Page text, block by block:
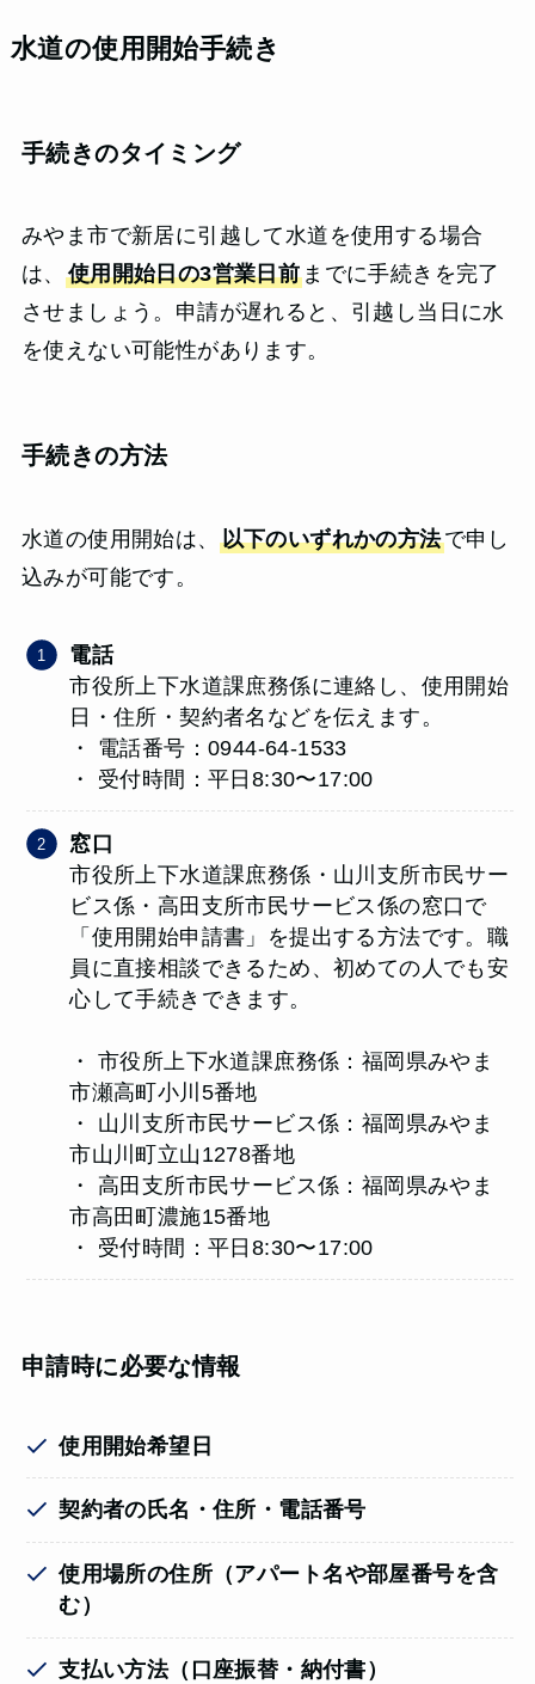
水道の使用開始手続き
手続きのタイミング
みやま市で新居に引越して水道を使用する場合
は、 使用開始日の3営業日前 までに手続きを完了
させましょう。申請が遅れると、引越し当日に水
を使えない可能性があります。
手続きの方法
水道の使用開始は、 以下のいずれかの方法で申し
込みが可能です。
電話
市役所上下水道課庶務係に連絡し、使用開始
日・住所・契約者名などを伝えます。
・ 電話番号：0944-64-1533
・ 受付時間：平日8:30〜17:00
窓口
市役所上下水道課庶務係・山川支所市民サー
ビス係・高田支所市民サービス係の窓口で
「使用開始申請書」を提出する方法です。職
員に直接相談できるため、初めての人でも安
心して手続きできます。
・ 市役所上下水道課庶務係：福岡県みやま
市瀬高町小川5番地
・ 山川支所市民サービス係：福岡県みやま
市山川町立山1278番地
・ 高田支所市民サービス係：福岡県みやま
市高田町濃施15番地
・ 受付時間：平日8:30〜17:00
申請時に必要な情報
使用開始希望日
契約者の氏名・住所・電話番号
使用場所の住所（アパート名や部屋番号を含
む）
支払い方法（口座振替・納付書）